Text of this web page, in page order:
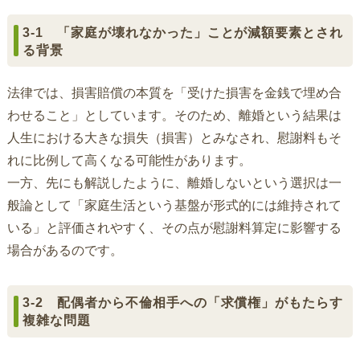
3-1 「家庭が壊れなかった」ことが減額要素とされ
る背景
法律では、損害賠償の本質を「受けた損害を金銭で埋め合
わせること」としています。そのため、離婚という結果は
人生における大きな損失（損害）とみなされ、慰謝料もそ
れに比例して高くなる可能性があります。
一方、先にも解説したように、離婚しないという選択は一
般論として「家庭生活という基盤が形式的には維持されて
いる」と評価されやすく、その点が慰謝料算定に影響する
場合があるのです。
3-2 配偶者から不倫相手への「求償権」がもたらす
複雑な問題